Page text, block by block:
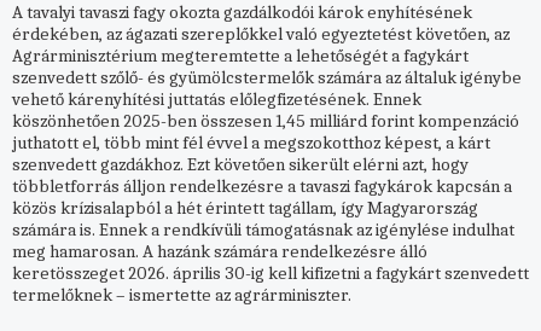
A tavalyi tavaszi fagy okozta gazdálkodói károk enyhítésének
érdekében, az ágazati szereplőkkel való egyeztetést követően, az
Agrárminisztérium megteremtette a lehetőségét a fagykárt
szenvedett szőlő- és gyümölcstermelők számára az általuk igénybe
vehető kárenyhítési juttatás előlegfizetésének. Ennek
köszönhetően 2025-ben összesen 1,45 milliárd forint kompenzáció
juthatott el, több mint fél évvel a megszokotthoz képest, a kárt
szenvedett gazdákhoz. Ezt követően sikerült elérni azt, hogy
többletforrás álljon rendelkezésre a tavaszi fagykárok kapcsán a
közös krízisalapból a hét érintett tagállam, így Magyarország
számára is. Ennek a rendkívüli támogatásnak az igénylése indulhat
meg hamarosan. A hazánk számára rendelkezésre álló
keretösszeget 2026. április 30-ig kell kifizetni a fagykárt szenvedett
termelőknek – ismertette az agrárminiszter.